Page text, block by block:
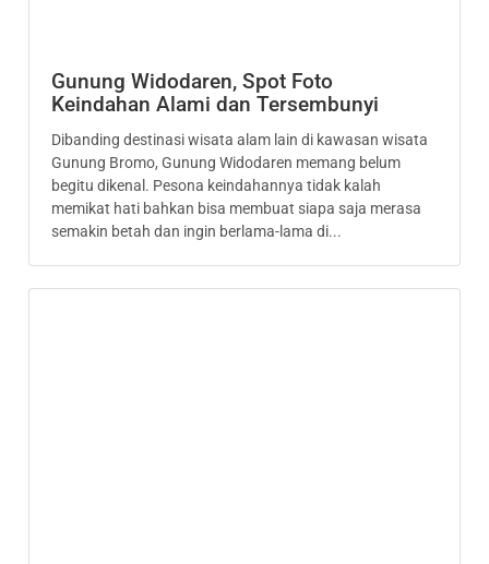
Gunung Widodaren, Spot Foto
Keindahan Alami dan Tersembunyi
Dibanding destinasi wisata alam lain di kawasan wisata
Gunung Bromo, Gunung Widodaren memang belum
begitu dikenal. Pesona keindahannya tidak kalah
memikat hati bahkan bisa membuat siapa saja merasa
semakin betah dan ingin berlama-lama di...